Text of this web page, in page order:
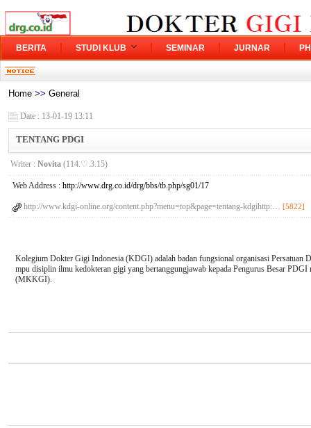
BERITA STUDI KLUB SEMINAR JURNAR
Home >> General
Date : 13-01-19 13:11
TENTANG PDGI
Writer : Novita(114.♡.3.15)
Web Address : http://www.drg.co.id/drg/bbs/tb.php/sg01/17
http://www.kdgi-online.org/content.php?menu=top&page=tentang-kdgihttp:… [5822]
Kolegium Dokter Gigi Indonesia (KDGI) adalah badan fungsional organisasi Persatuan
mpu disiplin ilmu kedokteran gigi yang bertanggungjawab kepada Pengurus Besar
(MKKGI).